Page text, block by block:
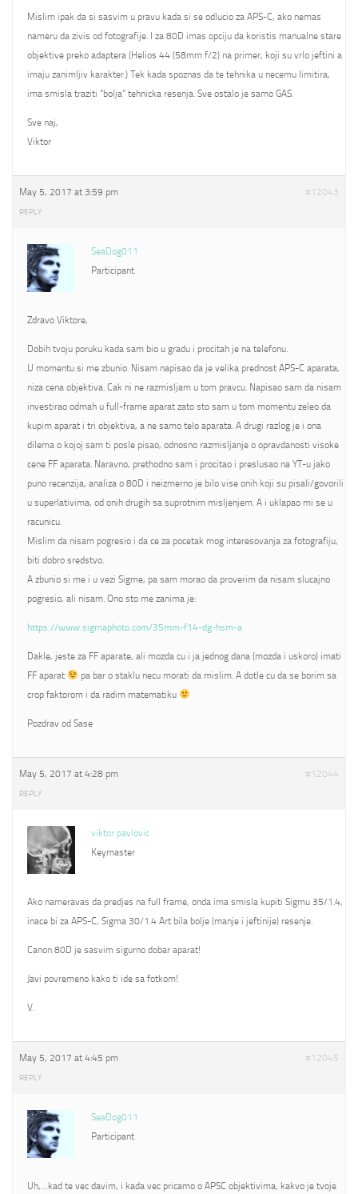
Mislim ipak da si sasvim u pravu kada si se odlucio za APS-C, ako nemas
nameru da zivis od fotografije. I za 80D imas opciju da koristis manualne stare
objektive preko adaptera (Helios 44 (58mm f/2) na primer, koji su vrlo jeftini a
imaju zanimljiv karakter.) Tek kada spoznas da te tehnika u necemu limitira,
ima smisla traziti “bolja” tehnicka resenja. Sve ostalo je samo GAS.
Sve naj,
Viktor
May 5, 2017 at 3:59 pm #12043
REPLY
SeaDog011
Participant
Zdravo Viktore,
Dobih tvoju poruku kada sam bio u gradu i procitah je na telefonu.
U momentu si me zbunio. Nisam napisao da je velika prednost APS-C aparata,
niza cena objektiva. Cak ni ne razmisljam u tom pravcu. Napisao sam da nisam
investirao odmah u full-frame aparat zato sto sam u tom momentu zeleo da
kupim aparat i tri objektiva, a ne samo telo aparata. A drugi razlog je i ona
dilema o kojoj sam ti posle pisao, odnosno razmisljanje o opravdanosti visoke
cene FF aparata. Naravno, prethodno sam i procitao i preslusao na YT-u jako
puno recenzija, analiza o 80D i neizmerno je bilo vise onih koji su pisali/govorili
u superlativima, od onih drugih sa suprotnim misljenjem. A i uklapao mi se u
racunicu.
Mislim da nisam pogresio i da ce za pocetak mog interesovanja za fotografiju,
biti dobro sredstvo.
A zbunio si me i u vezi Sigme, pa sam morao da proverim da nisam slucajno
pogresio, ali nisam. Ono sto me zanima je:
https://www.sigmaphoto.com/35mm-f14-dg-hsm-a
Dakle, jeste za FF aparate, ali mozda cu i ja jednog dana (mozda i uskoro) imati
FF aparat
pa bar o staklu necu morati da mislim. A dotle cu da se borim sa
crop faktorom i da radim matematiku
Pozdrav od Sase
May 5, 2017 at 4:28 pm #12044
REPLY
viktor pavlovic
Keymaster
Ako nameravas da predjes na full frame, onda ima smisla kupiti Sigmu 35/1.4,
inace bi za APS-C, Sigma 30/1.4 Art bila bolje (manje i jeftinije) resenje.
Canon 80D je sasvim sigurno dobar aparat!
Javi povremeno kako ti ide sa fotkom!
V.
May 5, 2017 at 4:45 pm #12045
REPLY
SeaDog011
Participant
Uh,…kad te vec davim, i kada vec pricamo o APSC objektivima, kakvo je tvoje